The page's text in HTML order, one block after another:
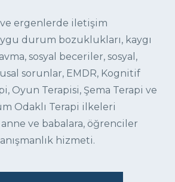
ergenlerde iletişim
durum bozuklukları, kaygı
sosyal beceriler, sosyal,
sorunlar, EMDR, Kognitif
Oyun Terapisi, Şema Terapi ve
Odaklı Terapi ilkeleri
ve babalara, öğrenciler
hizmeti.